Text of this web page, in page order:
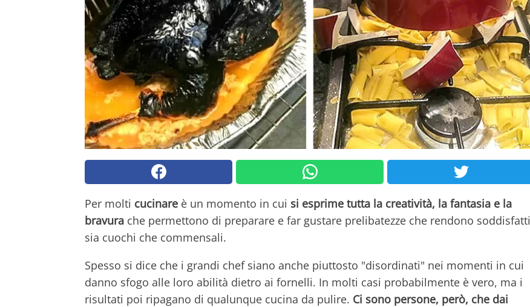
Per molti cucinare è un momento in cui si esprime tutta la creatività, la fantasia e la
bravura che permettono di preparare e far gustare prelibatezze che rendono soddisfatti
sia cuochi che commensali.
Spesso si dice che i grandi chef siano anche piuttosto "disordinati" nei momenti in cui
danno sfogo alle loro abilità dietro ai fornelli. In molti casi probabilmente è vero, ma i
risultati poi ripagano di qualunque cucina da pulire. Ci sono persone, però, che dai